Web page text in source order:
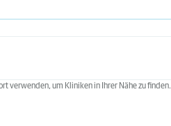
verwenden, um Kliniken in Ihrer Nähe zu finden.